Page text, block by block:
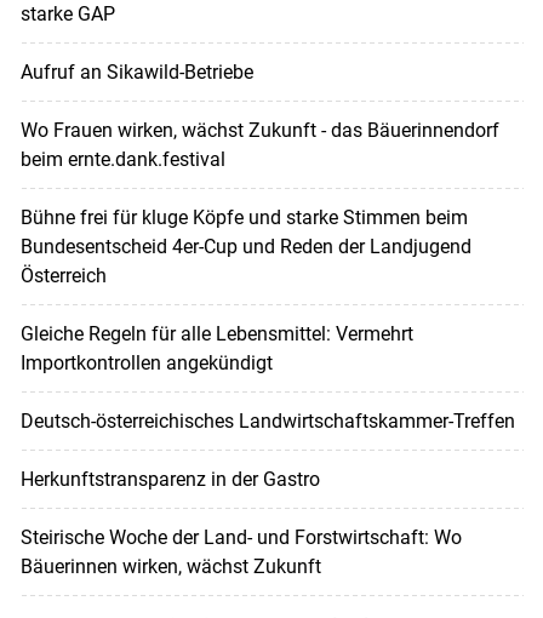
starke GAP
Aufruf an Sikawild-Betriebe
Wo Frauen wirken, wächst Zukunft - das Bäuerinnendorf
beim ernte.dank.festival
Bühne frei für kluge Köpfe und starke Stimmen beim
Bundesentscheid 4er-Cup und Reden der Landjugend
Österreich
Gleiche Regeln für alle Lebensmittel: Vermehrt
Importkontrollen angekündigt
Deutsch-österreichisches Landwirtschaftskammer-Treffen
Herkunftstransparenz in der Gastro
Steirische Woche der Land- und Forstwirtschaft: Wo
Bäuerinnen wirken, wächst Zukunft